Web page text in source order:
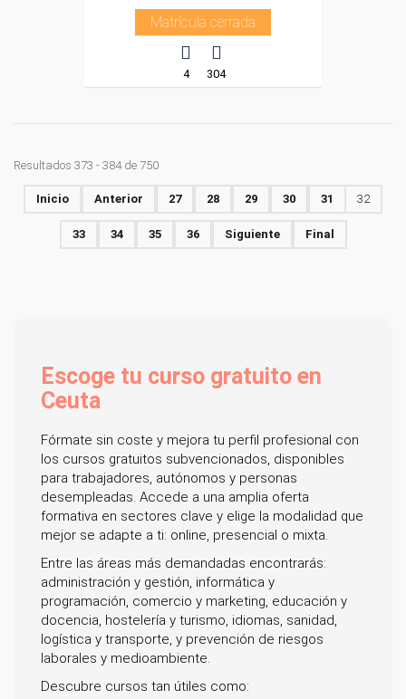
Matrícula cerrada
4 304
Resultados 373 - 384 de 750
Inicio Anterior 27 28 29 30 31 32
33 34 35 36 Siguiente Final
Escoge tu curso gratuito en
Ceuta
Fórmate sin coste y mejora tu perfil profesional con
los cursos gratuitos subvencionados, disponibles
para trabajadores, autónomos y personas
desempleadas. Accede a una amplia oferta
formativa en sectores clave y elige la modalidad que
mejor se adapte a ti: online, presencial o mixta.
Entre las áreas más demandadas encontrarás:
administración y gestión, informática y
programación, comercio y marketing, educación y
docencia, hostelería y turismo, idiomas, sanidad,
logística y transporte, y prevención de riesgos
laborales y medioambiente.
Descubre cursos tan útiles como: